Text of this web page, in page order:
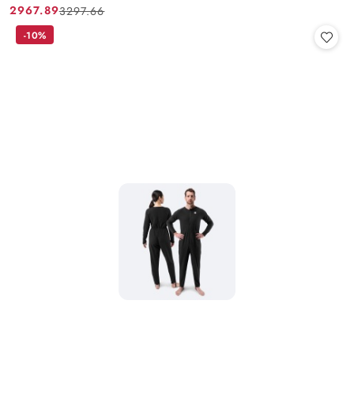
Cena
promocyjna:
2967.89
Cena
przed
3297.66
-10%